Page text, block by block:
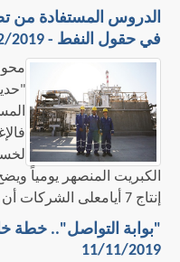
الدروس المستفادة من
في حقول النفط - 15/12/2019
الكبريت المنصهر يومياً
إنتاج 7 أيامعلى الشركات أن ....
"بوابة التواصل".. خطة
11/11/2019